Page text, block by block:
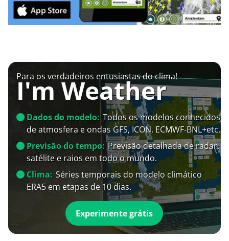
Para os verdadeiros entusiastas do clima!
I'm Weather
Dados do modelo: Todos os modelos conhecidos
de atmosfera e ondas GFS, ICON, ECMWF-BNL+etc.
Previsão do tempo: Previsão detalhada de radar,
satélite e raios em todo o mundo.
Clima: Séries temporais do modelo climático
ERA5 em etapas de 10 dias.
Experimente grátis